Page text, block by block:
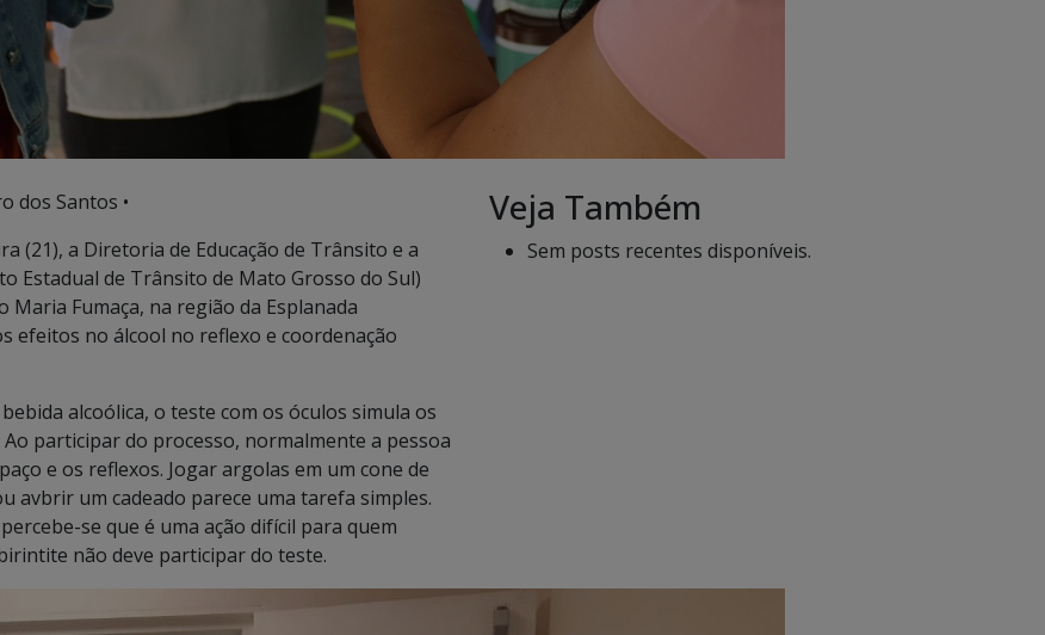
dos Santos •
(21), a Diretoria de Educação de Trânsito e a
Estadual de Trânsito de Mato Grosso do Sul)
Fumaça, na região da Esplanada
efeitos no álcool no reflexo e coordenação
alcoólica, o teste com os óculos simula os
participar do processo, normalmente a pessoa
e os reflexos. Jogar argolas em um cone de
avbrir um cadeado parece uma tarefa simples.
se que é uma ação difícil para quem
não deve participar do teste.
Veja Também
Sem posts recentes disponíveis.